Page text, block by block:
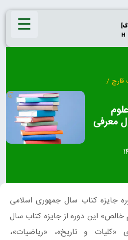
قارچ /
معرفی
جایزه کتاب سال جمهوری اسلامی
خالص» این دوره از جایزه کتاب سال
«کلیات و تاریخ»، «ریاضیات»،